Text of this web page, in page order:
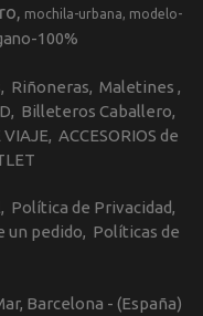
mochila-urbana
modelo-
100%
Riñoneras Maletines
Billeteros Caballero
VIAJE ACCESORIOS de
Política de Privacidad
un pedido
Políticas de
Barcelona - (España)